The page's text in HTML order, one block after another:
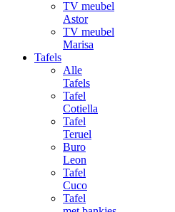
TV meubel
Astor
TV meubel
Marisa
Tafels
Alle
Tafels
Tafel
Cotiella
Tafel
Teruel
Buro
Leon
Tafel
Cuco
Tafel